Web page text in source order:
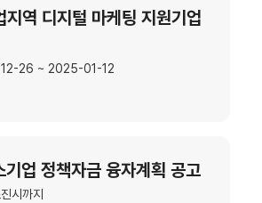
지역 디지털 마케팅 지원기업
12-26 ~ 2025-01-12
업 정책자금 융자계획 공고
시까지